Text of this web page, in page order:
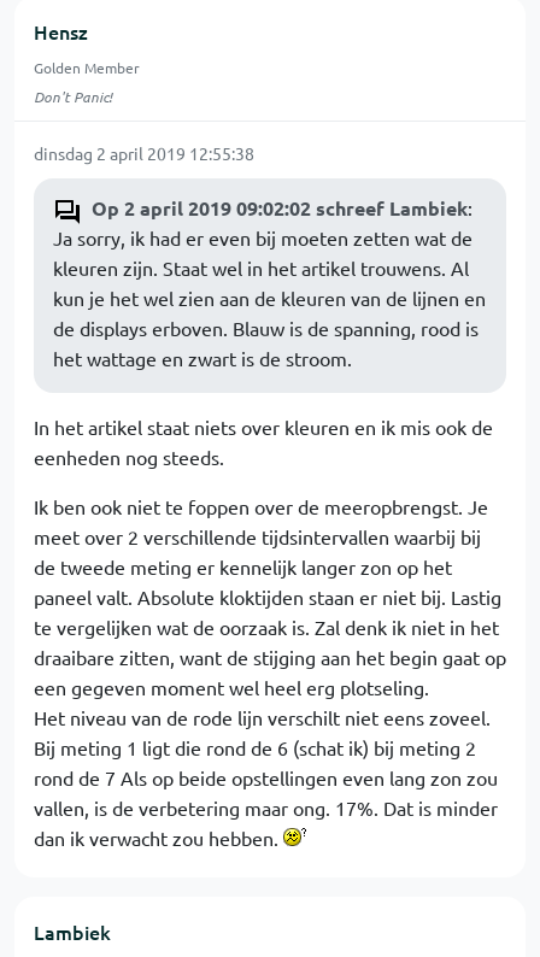
Hensz
Golden Member
Don't Panic!
dinsdag 2 april 2019 12:55:38
Op 2 april 2019 09:02:02 schreef Lambiek:
Ja sorry, ik had er even bij moeten zetten wat de
kleuren zijn. Staat wel in het artikel trouwens. Al
kun je het wel zien aan de kleuren van de lijnen en
de displays erboven. Blauw is de spanning, rood is
het wattage en zwart is de stroom.
In het artikel staat niets over kleuren en ik mis ook de
eenheden nog steeds.
Ik ben ook niet te foppen over de meeropbrengst. Je
meet over 2 verschillende tijdsintervallen waarbij bij
de tweede meting er kennelijk langer zon op het
paneel valt. Absolute kloktijden staan er niet bij. Lastig
te vergelijken wat de oorzaak is. Zal denk ik niet in het
draaibare zitten, want de stijging aan het begin gaat op
een gegeven moment wel heel erg plotseling.
Het niveau van de rode lijn verschilt niet eens zoveel.
Bij meting 1 ligt die rond de 6 (schat ik) bij meting 2
rond de 7 Als op beide opstellingen even lang zon zou
vallen, is de verbetering maar ong. 17%. Dat is minder
dan ik verwacht zou hebben.
Lambiek